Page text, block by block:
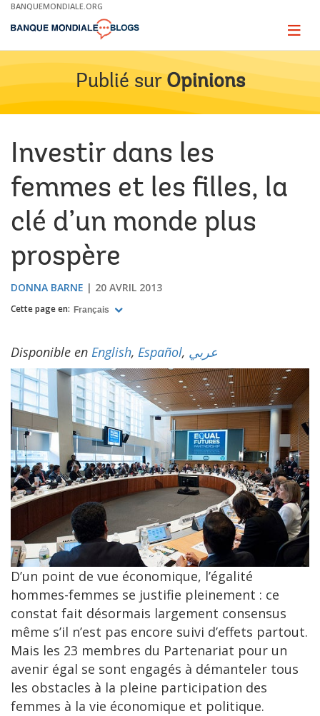
Skip
Main
BANQUEMONDIALE.ORG
Page
Publié sur Opinions
Investir dans les
femmes et les filles, la
clé d’un monde plus
prospère
DONNA BARNE 20 AVRIL 2013
Cette page en: Français
Disponible en English, Español, عربي
D’un point de vue économique, l’égalité
hommes-femmes se justifie pleinement : ce
constat fait désormais largement consensus
même s’il n’est pas encore suivi d’effets partout.
Mais les 23 membres du Partenariat pour un
avenir égal se sont engagés à démanteler tous
les obstacles à la pleine participation des
femmes à la vie économique et politique.